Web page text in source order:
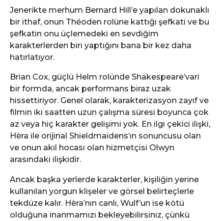
Jenerikte merhum Bernard Hill’e yapılan dokunaklı
bir ithaf, onun Théoden rolüne kattığı şefkati ve bu
şefkatin onu üçlemedeki en sevdiğim
karakterlerden biri yaptığını bana bir kez daha
hatırlatıyor.
Brian Cox, güçlü Helm rolünde Shakespeare’vari
bir formda, ancak performans biraz uzak
hissettiriyor. Genel olarak, karakterizasyon zayıf ve
filmin iki saatten uzun çalışma süresi boyunca çok
az veya hiç karakter gelişimi yok. En ilgi çekici ilişki,
Hèra ile orijinal Shieldmaidens’ın sonuncusu olan
ve onun akıl hocası olan hizmetçisi Olwyn
arasındaki ilişkidir.
Ancak başka yerlerde karakterler, kişiliğin yerine
kullanılan yorgun klişeler ve görsel belirteçlerle
tekdüze kalır. Hèra’nın canlı, Wulf’un ise kötü
olduğuna inanmamızı bekleyebilirsiniz, çünkü